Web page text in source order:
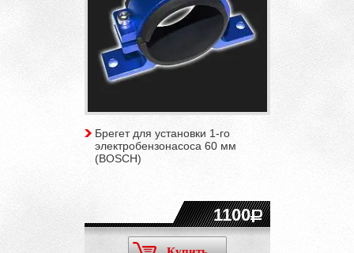
Брегет для установки 1-го
электробензонасоса 60 мм
(BOSCH)
1100